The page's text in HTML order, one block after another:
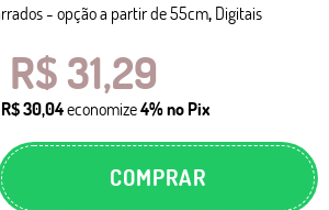
- opção a partir de 55cm, Digitais
R$ 31,29
R$ 30,04economize4%no Pix
COMPRAR